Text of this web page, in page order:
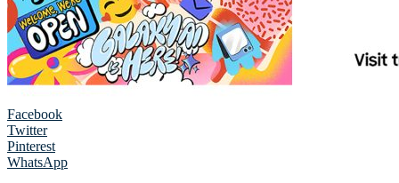
Facebook
Twitter
Pinterest
WhatsApp